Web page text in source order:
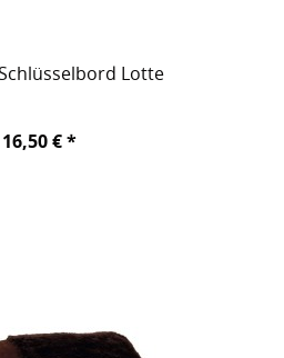
Lotte
16,50 € *